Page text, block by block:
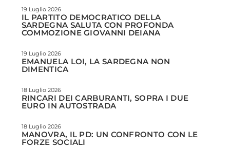
19 Luglio 2026
IL PARTITO DEMOCRATICO DELLA
SARDEGNA SALUTA CON PROFONDA
COMMOZIONE GIOVANNI DEIANA
19 Luglio 2026
EMANUELA LOI, LA SARDEGNA NON
DIMENTICA
18 Luglio 2026
RINCARI DEI CARBURANTI, SOPRA I DUE
EURO IN AUTOSTRADA
18 Luglio 2026
MANOVRA, IL PD: UN CONFRONTO CON LE
FORZE SOCIALI